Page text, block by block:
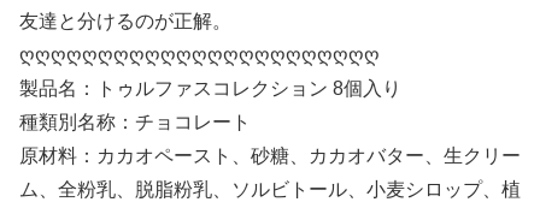
友達と分けるのが正解。
ღღღღღღღღღღღღღღღღღღღღღღღ
製品名：トゥルファスコレクション 8個入り
種類別名称：チョコレート
原材料：カカオペースト、砂糖、カカオバター、生クリー
ム、全粉乳、脱脂粉乳、ソルビトール、小麦シロップ、植